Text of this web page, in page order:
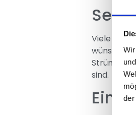
Viele
Strümpfe,
sind.
Ein